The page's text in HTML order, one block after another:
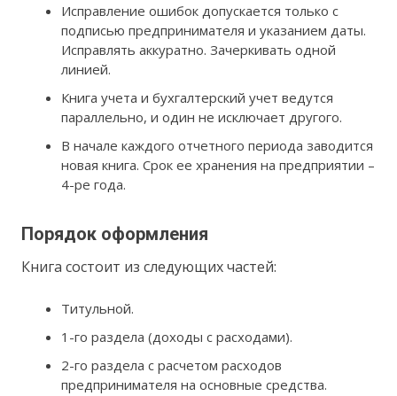
Исправление ошибок допускается только с
подписью предпринимателя и указанием даты.
Исправлять аккуратно. Зачеркивать одной
линией.
Книга учета и бухгалтерский учет ведутся
параллельно, и один не исключает другого.
В начале каждого отчетного периода заводится
новая книга. Срок ее хранения на предприятии –
4-ре года.
Порядок оформления
Книга состоит из следующих частей:
Титульной.
1-го раздела (доходы с расходами).
2-го раздела с расчетом расходов
предпринимателя на основные средства.